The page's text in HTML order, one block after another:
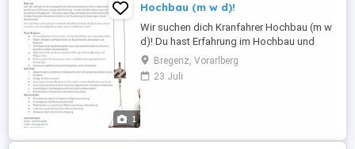
1
Hochbau (m w d)!
Wir suchen dich Kranfahrer Hochbau (m w
d)! Du hast Erfahrung im Hochbau und
einen gültigen Kranführerausweis? Dann
werde Teil unseres Teams!
Bregenz, Vorarlberg
23 Juli